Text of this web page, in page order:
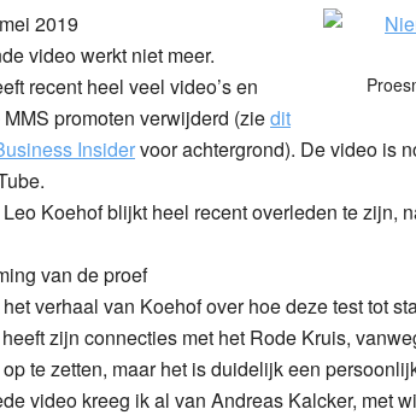
2019
video werkt niet meer.
recent heel veel video’s en
promoten verwijderd (ziedit
Insidervoor achtergrond). De video is
Koehof blijkt heel recent overleden te zijn,
van de proef
verhaal van Koehof over hoe deze test tot
zijn connecties met het Rode Kruis,
te zetten, maar het is duidelijk een
video kreeg ik al van Andreas Kalcker, met